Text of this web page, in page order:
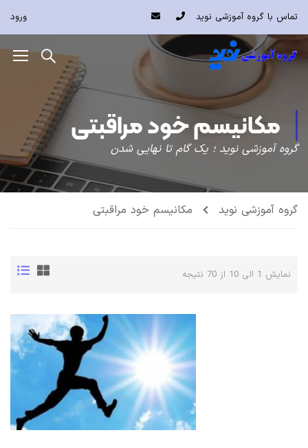
تماس با گروه آموزشی نوید ورود
مکانیسم خود مراقبتی
گروه آموزشی نوید ؛ یک گام تا نهایی شدن
گروه آموزشی نوید مکانیسم خود مراقبتی
نمایش 1 الی 10 از 70 نتیجه